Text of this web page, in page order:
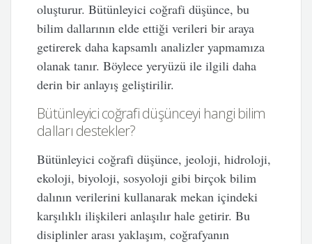
oluşturur. Bütünleyici coğrafi düşünce, bu
bilim dallarının elde ettiği verileri bir araya
getirerek daha kapsamlı analizler yapmamıza
olanak tanır. Böylece yeryüzü ile ilgili daha
derin bir anlayış geliştirilir.
Bütünleyici coğrafi düşünceyi hangi bilim
dalları destekler?
Bütünleyici coğrafi düşünce, jeoloji, hidroloji,
ekoloji, biyoloji, sosyoloji gibi birçok bilim
dalının verilerini kullanarak mekan içindeki
karşılıklı ilişkileri anlaşılır hale getirir. Bu
disiplinler arası yaklaşım, coğrafyanın